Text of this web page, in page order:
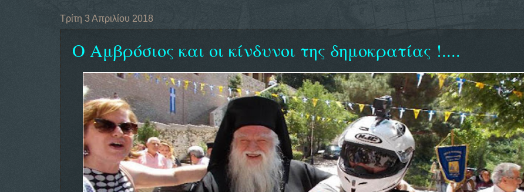
Τρίτη 3 Απριλίου 2018
Ο Αμβρόσιος και οι κίνδυνοι της δημοκρατίας !....